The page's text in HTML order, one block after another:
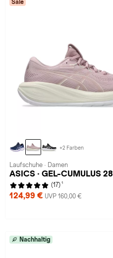
Sale
+2 Farben
Laufschuhe · Damen
ASICS · GEL-CUMULUS 28
(17) 1
124,99 € UVP 160,00 €
Nachhaltig